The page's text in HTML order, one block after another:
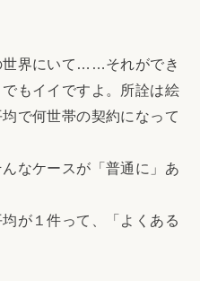
界にいて……それができ
もイイですよ。所詮は絵
で何世帯の契約になって
なケースが「普通に」あ
が１件って、「よくある